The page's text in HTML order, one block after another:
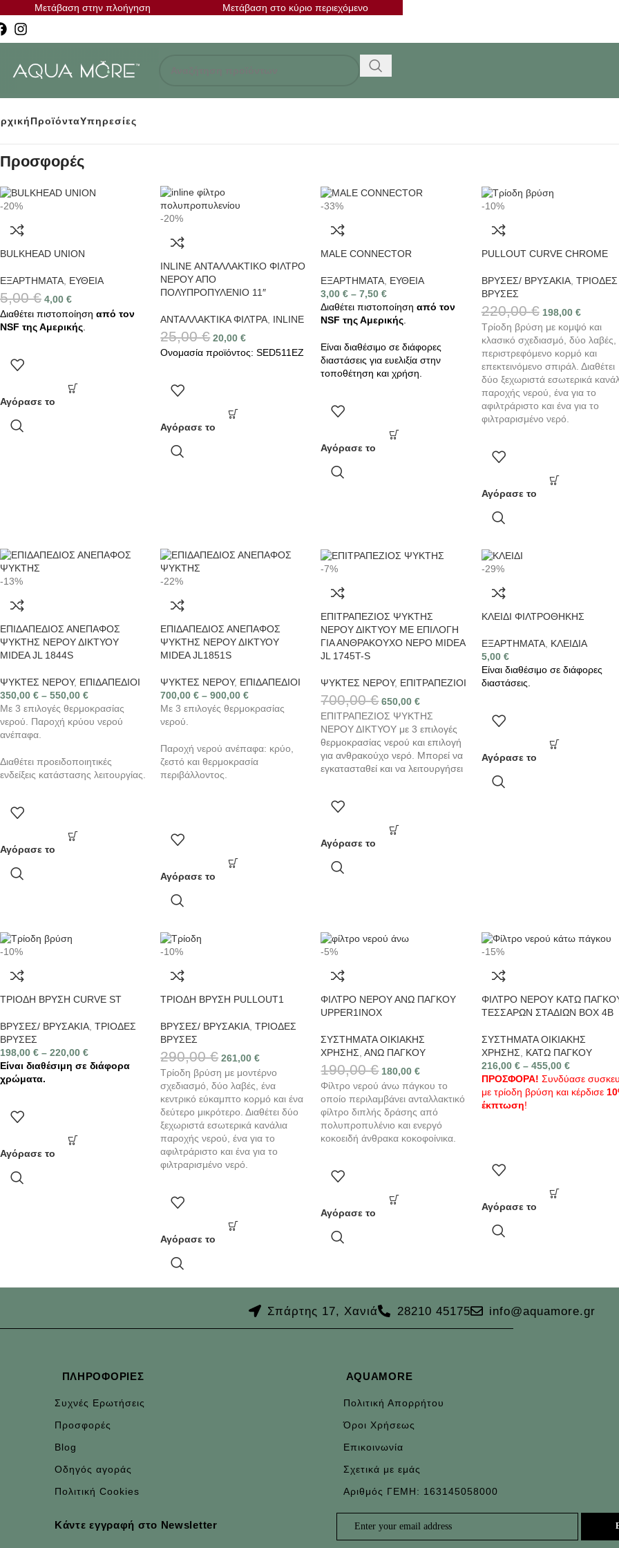
Μετάβαση στην πλοήγηση Μετάβαση στο κύριο περιεχόμενο
ΠροϊόνταΥπηρεσίες
Προσφορές
-20%
BULKHEAD UNION
ΕΞΑΡΤΗΜΑΤΑ ΕΥΘΕΙΑ
5,00€ 4,00 €
Διαθέτει πιστοποίηση από τον
NSF της Αμερικής
Αγόρασε το
-20%
INLINE ΑΝΤΑΛΛΑΚΤΙΚΟ ΦΙΛΤΡΟ
ΝΕΡΟΥ ΑΠΟ
ΠΟΛΥΠΡΟΠΥΛΕΝΙΟ 11″
ΑΝΤΑΛΛΑΚΤΙΚΑ ΦΙΛΤΡΑ INLINE
25,00€ 20,00€
Ονομασία προϊόντος: SED511EZ
Αγόρασε το
-33%
MALE CONNECTOR
ΕΞΑΡΤΗΜΑΤΑ ΕΥΘΕΙΑ
3,00€ – 7,50€
Διαθέτει πιστοποίησηαπό τον
NSF της Αμερικής
Είναι διαθέσιμο σε διάφορες
διαστάσεις για ευελιξία στην
τοποθέτηση και χρήση.
Αγόρασε το
-10%
PULLOUT CURVE CHROME
ΒΡΥΣΕΣ/ ΒΡΥΣΑΚΙΑ, ΤΡΙΟΔΕΣ
ΒΡΥΣΕΣ
220,00€ 198,00 €
Τρίοδη βρύση με κομψό και
κλασικό σχεδιασμό, δύο λαβές,
περιστρεφόμενο κορμό και
επεκτεινόμενο σπιράλ. Διαθέτει
δύο ξεχωριστά εσωτερικά
παροχής νερού, ένα για το
αφιλτράριστο και ένα για το
φιλτραρισμένο νερό.
Αγόρασε το
-13%
ΕΠΙΔΑΠΕΔΙΟΣ ΑΝΕΠΑΦΟΣ
ΨΥΚΤΗΣ ΝΕΡΟΥ ΔΙΚΤΥΟΥ
MIDEA JL 1844S
ΨΥΚΤΕΣ ΝΕΡΟΥ, ΕΠΙΔΑΠΕΔΙΟΙ
350,00 € – 550,00 €
Με 3 επιλογές θερμοκρασίας
νερού. Παροχή κρύου νερού
ανέπαφα.
Διαθέτει προειδοποιητικές
ενδείξεις κατάστασης λειτουργίας.
Αγόρασε το
-22%
ΕΠΙΔΑΠΕΔΙΟΣ ΑΝΕΠΑΦΟΣ
ΨΥΚΤΗΣ ΝΕΡΟΥ ΔΙΚΤΥΟΥ
MIDEA JL1851S
ΨΥΚΤΕΣ ΝΕΡΟΥ, ΕΠΙΔΑΠΕΔΙΟΙ
700,00€ – 900,00€
Με 3 επιλογές θερμοκρασίας
νερού.
Παροχή νερού ανέπαφα: κρύο,
ζεστό και θερμοκρασία
περιβάλλοντος.
Αγόρασε το
-7%
ΕΠΙΤΡΑΠΕΖΙΟΣ ΨΥΚΤΗΣ
ΝΕΡΟΥ ΔΙΚΤΥΟΥ ΜΕ ΕΠΙΛΟΓΗ
ΓΙΑ ΑΝΘΡΑΚΟΥΧΟ ΝΕΡΟ MIDEA
JL 1745T-S
ΨΥΚΤΕΣ ΝΕΡΟΥ, ΕΠΙΤΡΑΠΕΖΙΟΙ
700,00€ 650,00€
ΕΠΙΤΡΑΠΕΖΙΟΣ ΨΥΚΤΗΣ
ΝΕΡΟΥ ΔΙΚΤΥΟΥ με 3 επιλογές
θερμοκρασίας νερού και επιλογή
για ανθρακούχο νερό. Μπορεί να
εγκατασταθεί και να λειτουργήσει
Αγόρασε το
-29%
ΚΛΕΙΔΙ ΦΙΛΤΡΟΘΗΚΗΣ
ΕΞΑΡΤΗΜΑΤΑ, ΚΛΕΙΔΙΑ
5,00 €
Είναι διαθέσιμο σε διάφορες
διαστάσεις.
Αγόρασε το
-10%
ΤΡΙΟΔΗ ΒΡΥΣΗ CURVE ST
ΒΡΥΣΕΣ/ ΒΡΥΣΑΚΙΑ ΤΡΙΟΔΕΣ
ΒΡΥΣΕΣ
198,00 € – 220,00 €
Είναι διαθέσιμη σε διάφορα
χρώματα.
Αγόρασε το
-10%
ΤΡΙΟΔΗ ΒΡΥΣΗ PULLOUT1
ΒΡΥΣΕΣ/ ΒΡΥΣΑΚΙΑ ΤΡΙΟΔΕΣ
ΒΡΥΣΕΣ
290,00€ 261,00€
Τρίοδη βρύση με μοντέρνο
σχεδιασμό, δύο λαβές, ένα
κεντρικό εύκαμπτο κορμό και ένα
δεύτερο μικρότερο. Διαθέτει δύο
ξεχωριστά εσωτερικά κανάλια
παροχής νερού, ένα για το
αφιλτράριστο και ένα για το
φιλτραρισμένο νερό.
Αγόρασε το
-5%
ΦΙΛΤΡΟ ΝΕΡΟΥ ΑΝΩ ΠΑΓΚΟΥ
UPPER1INOX
ΣΥΣΤΗΜΑΤΑ ΟΙΚΙΑΚΗΣ
ΧΡΗΣΗΣ ΑΝΩ ΠΑΓΚΟΥ
190,00€ 180,00€
Φίλτρο νερού άνω πάγκου το
οποίο περιλαμβάνει ανταλλακτικό
φίλτρο διπλής δράσης από
πολυπροπυλένιο και ενεργό
κοκοειδή άνθρακα κοκοφοίνικα.
Αγόρασε το
-15%
ΦΙΛΤΡΟ ΝΕΡΟΥ ΚΑΤΩ
ΤΕΣΣΑΡΩΝ ΣΤΑΔΙΩΝ BOX 4B
ΣΥΣΤΗΜΑΤΑ ΟΙΚΙΑΚΗΣ
ΧΡΗΣΗΣ
ΚΑΤΩ ΠΑΓΚΟΥ
216,00 € – 455,00 €
ΠΡΟΣΦΟΡΑ! Συνδύασε
με τρίοδη βρύση και κέρδισε
έκπτωση!
Αγόρασε το
Σπάρτης 17, Χανιά 28210 45175 info@aquamore.gr
ΠΛΗΡΟΦΟΡΊΕΣ
Συχνές Ερωτήσεις
Προσφορές
Blog
Οδηγός αγοράς
Πολιτική Cookies
AQUAMORE
Πολιτική Απορρήτου
Όροι Χρήσεως
Επικοινωνία
Σχετικά με εμάς
Αριθμός ΓΕΜΗ: 163145058000
Κάντε εγγραφή στο Newsletter